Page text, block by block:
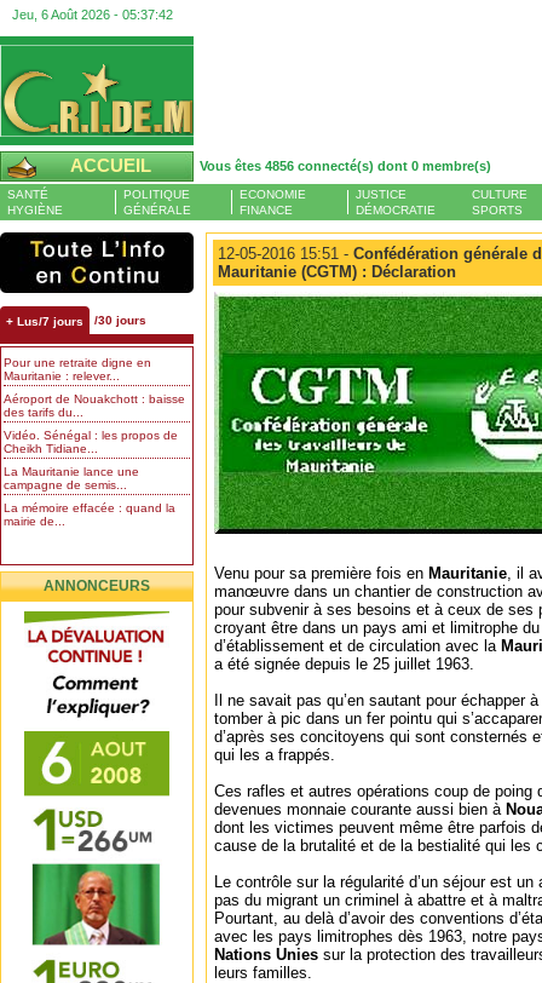
Jeu, 6 Août 2026 - 05:37:42
ACCUEIL Vous êtes 4856 connecté(s) dont 0 membre(s)
SANTÉ
HYGIÈNE
POLITIQUE
GÉNÉRALE
ECONOMIE
FINANCE
JUSTICE
DÉMOCRATIE
CULTURE
SPORTS
+ Lus/7 jours /30 jours
Pour une retraite digne en
Mauritanie : relever...
Aéroport de Nouakchott : baisse
des tarifs du...
Vidéo. Sénégal : les propos de
Cheikh Tidiane...
La Mauritanie lance une
campagne de semis...
La mémoire effacée : quand la
mairie de...
ANNONCEURS
12-05-2016 15:51 - Confédération générale
Mauritanie (CGTM) : Déclaration
Venu pour sa première fois en Mauritanie, il
manœuvre dans un chantier de construction
pour subvenir à ses besoins et à ceux de ses
croyant être dans un pays ami et limitrophe
d’établissement et de circulation avec la
a été signée depuis le 25 juillet 1963.
Il ne savait pas qu’en sautant pour échapper
tomber à pic dans un fer pointu qui
d’après ses concitoyens qui sont consternés
qui les a frappés.
Ces rafles et autres opérations coup de poing
devenues monnaie courante aussi bien à
dont les victimes peuvent même être parfois
cause de la brutalité et de la bestialité qui les
Le contrôle sur la régularité d’un séjour est
pas du migrant un criminel à abattre et à
Pourtant, au delà d’avoir des conventions
avec les pays limitrophes dès 1963, notre
Nations Unies sur la protection des
leurs familles.